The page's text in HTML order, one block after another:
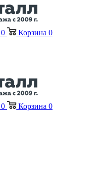
0 Корзина 0
0 Корзина 0